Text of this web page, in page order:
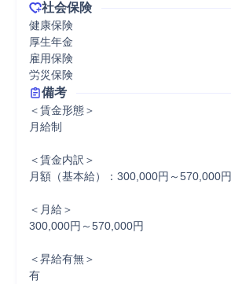
社会保険
健康保険
厚生年金
雇用保険
労災保険
備考
＜賃金形態＞
月給制
＜賃金内訳＞
月額（基本給）：300,000円～570,000円
＜月給＞
300,000円～570,000円
＜昇給有無＞
有